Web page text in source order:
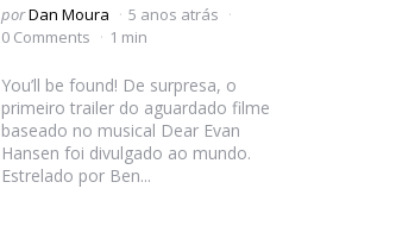
Postado
por
porDan Moura
5 anos atrás
0 Comments
1 min
You’ll be found! De surpresa, o
primeiro trailer do aguardado filme
baseado no musical Dear Evan
Hansen foi divulgado ao mundo.
Estrelado por Ben...